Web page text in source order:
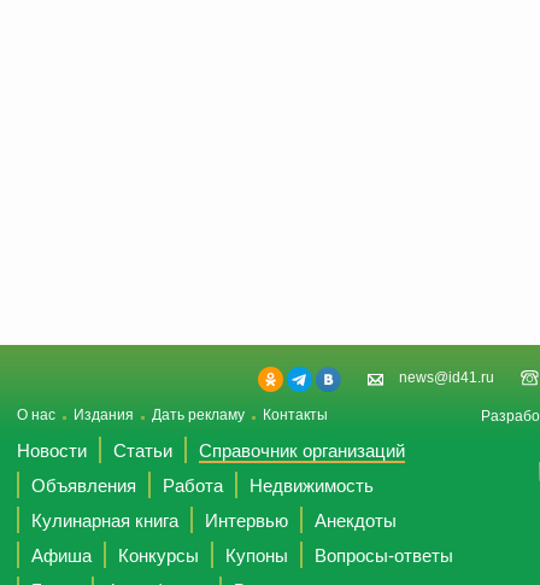
news@id41.ru
О нас Издания Дать рекламу Контакты
Новости Статьи
Справочник организаций
Объявления
Работа
Недвижимость
Кулинарная книга
Интервью
Анекдоты
Афиша
Конкурсы Купоны
Вопросы-ответы